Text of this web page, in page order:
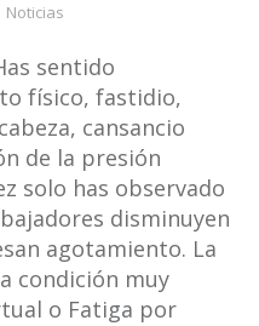
Noticias
sentido
físico, fastidio,
cansancio
de la presión
solo has observado
disminuyen
agotamiento. La
condición muy
o Fatiga por